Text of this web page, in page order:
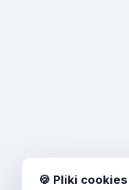
🍪 Pliki cookies